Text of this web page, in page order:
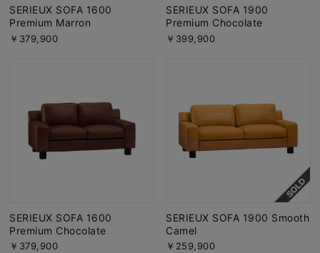
SERIEUX SOFA 1600
Premium Marron
￥379,900
SERIEUX SOFA 1900
Premium Chocolate
￥399,900
SERIEUX SOFA 1600
Premium Chocolate
￥379,900
SERIEUX SOFA 1900 Smooth
Camel
￥259,900